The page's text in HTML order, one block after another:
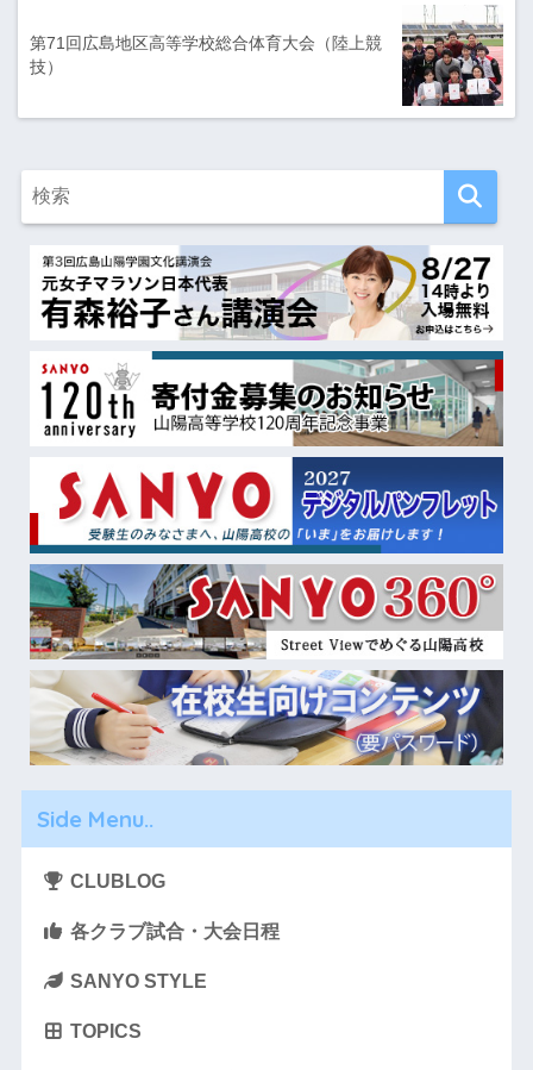
第71回広島地区高等学校総合体育大会（陸上競
技）
Side Menu..
CLUBLOG
各クラブ試合・大会日程
SANYO STYLE
TOPICS